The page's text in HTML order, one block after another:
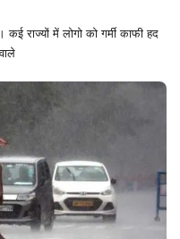
राज्यों में लोगो को गर्मी काफी हद